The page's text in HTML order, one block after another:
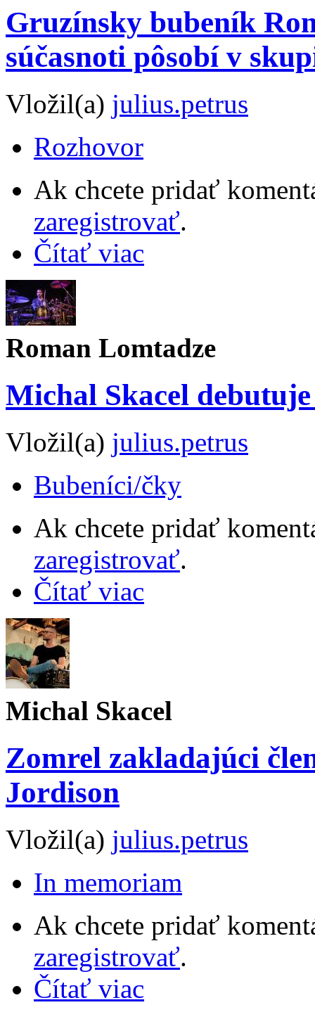
Gruzínsky bubeník
súčasnoti pôsobí v
Vložil(a) julius.petrus
Rozhovor
Ak chcete pridať
zaregistrovať.
Čítať viac
Roman Lomtadze
Michal Skacel
Vložil(a) julius.petrus
Bubeníci/čky
Ak chcete pridať
zaregistrovať.
Čítať viac
Michal Skacel
Zomrel zakladajúci
Jordison
Vložil(a) julius.petrus
In memoriam
Ak chcete pridať
zaregistrovať.
Čítať viac